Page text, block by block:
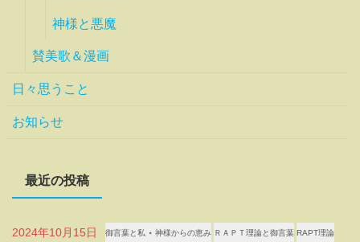
神様と悪魔
賛美歌＆漫画
日々思うこと
お知らせ
最近の投稿
2024年10月15日 御言葉と私 ⋆ 神様からの恵み ＲＡＰＴ理論と御言葉 RAPT理論